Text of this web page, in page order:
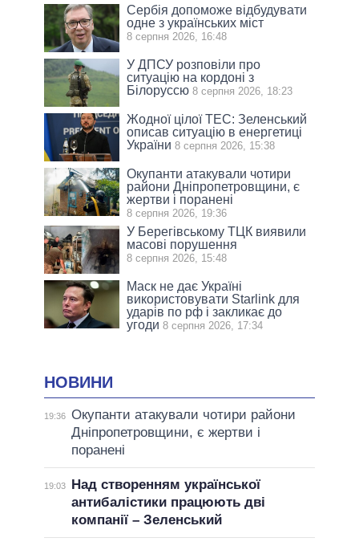
Сербія допоможе відбудувати
одне з українських міст
8 серпня 2026, 16:48
У ДПСУ розповіли про
ситуацію на кордоні з
Білоруссю 8 серпня 2026, 18:23
Жодної цілої ТЕС: Зеленський
описав ситуацію в енергетиці
України 8 серпня 2026, 15:38
Окупанти атакували чотири
райони Дніпропетровщини, є
жертви і поранені
8 серпня 2026, 19:36
У Берегівському ТЦК виявили
масові порушення
8 серпня 2026, 15:48
Маск не дає Україні
використовувати Starlink для
ударів по рф і закликає до
угоди 8 серпня 2026, 17:34
НОВИНИ
19:36 Окупанти атакували чотири райони
Дніпропетровщини, є жертви і
поранені
19:03
Над створенням української
антибалістики працюють дві
компанії – Зеленський